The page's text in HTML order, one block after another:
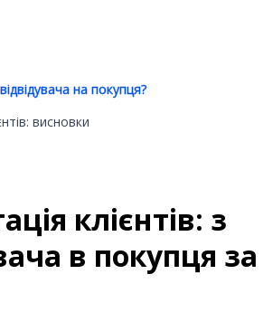
на покупця?
висновки
клієнтів: з
в покупця за